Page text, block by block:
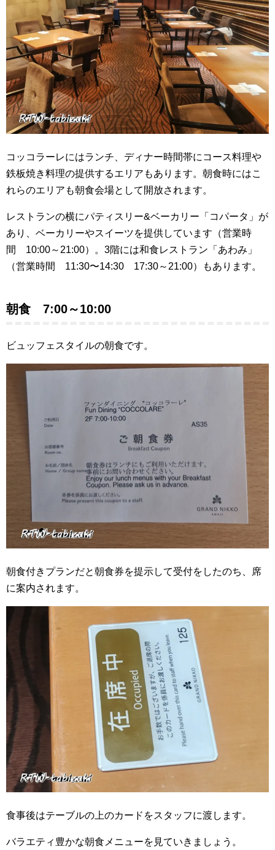
コッコラーレにはランチ、ディナー時間帯にコース料理や
鉄板焼き料理の提供するエリアもあります。朝食時にはこ
れらのエリアも朝食会場として開放されます。
レストランの横にパティスリー&ベーカリー「コパータ」が
あり、ベーカリーやスイーツを提供しています（営業時
間 10:00～21:00）。3階には和食レストラン「あわみ」
（営業時間 11:30〜14:30 17:30～21:00）もあります。
朝食 7:00～10:00
ビュッフェスタイルの朝食です。
朝食付きプランだと朝食券を提示して受付をしたのち、席
に案内されます。
食事後はテーブルの上のカードをスタッフに渡します。
バラエティ豊かな朝食メニューを見ていきましょう。